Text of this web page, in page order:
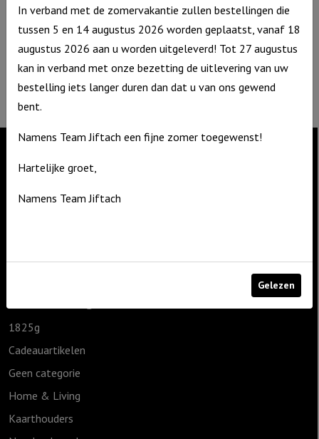
De Zagerij 1
3861 NA Nijkerk
T: 06 – 4188 1025
info@jiftach.nl
KVK nr: 60086041
BTW nr: NL8537.59.820.B01
Contact
De Zagerij 1
1825g
Cadeauartikelen
Geen categorie
Home & Living
Kaarthouders
In verband met de zomervakantie zullen bestellingen die
tussen 5 en 14 augustus 2026 worden geplaatst, vanaf 18
augustus 2026 aan u worden uitgeleverd! Tot 27 augustus
kan in verband met onze bezetting de uitlevering van uw
bestelling iets langer duren dan dat u van ons gewend
bent.
Namens Team Jiftach een fijne zomer toegewenst!
Hartelijke groet,
Namens Team Jiftach
Gelezen